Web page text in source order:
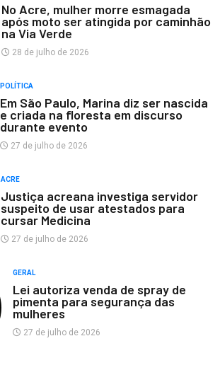
No Acre, mulher morre esmagada
após moto ser atingida por caminhão
na Via Verde
28 de julho de 2026
POLÍTICA
Em São Paulo, Marina diz ser nascida
e criada na floresta em discurso
durante evento
27 de julho de 2026
ACRE
Justiça acreana investiga servidor
suspeito de usar atestados para
cursar Medicina
27 de julho de 2026
GERAL
Lei autoriza venda de spray de
pimenta para segurança das
mulheres
27 de julho de 2026